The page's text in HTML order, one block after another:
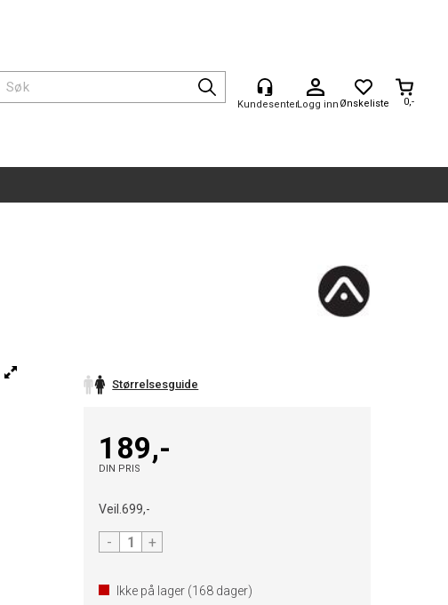
Logg inn 0,-
Størrelsesguide
189,-
DIN PRIS
Veil.699,-
- +
Ikke på lager (168 dager)